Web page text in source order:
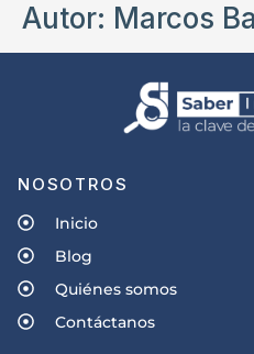
Autor: Marcos
NOSOTROS
Inicio
Blog
Quiénes somos
Contáctanos